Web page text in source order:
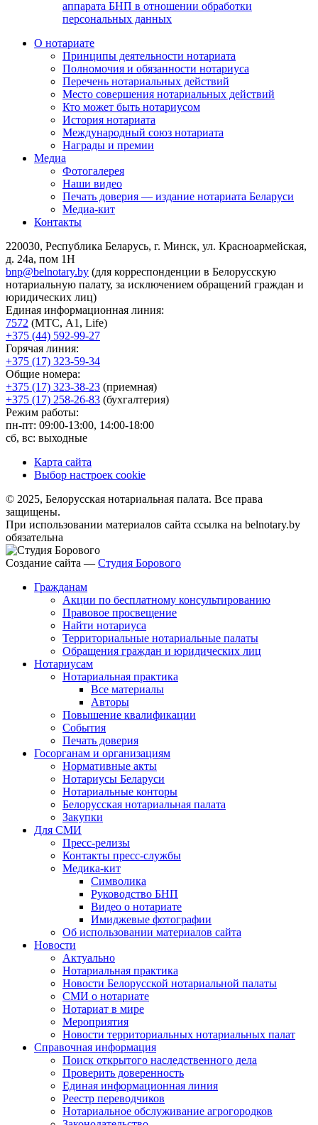
аппарата БНП в отношении обработки
персональных данных
О нотариате
Принципы деятельности нотариата
Полномочия и обязанности нотариуса
Перечень нотариальных действий
Место совершения нотариальных действий
Кто может быть нотариусом
История нотариата
Международный союз нотариата
Награды и премии
Медиа
Фотогалерея
Наши видео
Печать доверия — издание нотариата Беларуси
Медиа-кит
Контакты
220030, Республика Беларусь, г. Минск, ул. Красноармейская,
д. 24а, пом 1Н
bnp@belnotary.by (для корреспонденции в Белорусскую
нотариальную палату, за исключением обращений граждан и
юридических лиц)
Единая информационная линия:
7572 (МТС, A1, Life)
+375 (44) 592-99-27
Горячая линия:
+375 (17) 323-59-34
Общие номера:
+375 (17) 323-38-23 (приемная)
+375 (17) 258-26-83 (бухгалтерия)
Режим работы:
пн-пт: 09:00-13:00, 14:00-18:00
сб, вс: выходные
Карта сайта
Выбор настроек cookie
© 2025, Белорусская нотариальная палата. Все права
защищены.
При использовании материалов сайта ссылка на belnotary.by
обязательна
Создание сайта — Студия Борового
Гражданам
Акции по бесплатному консультированию
Правовое просвещение
Найти нотариуса
Территориальные нотариальные палаты
Обращения граждан и юридических лиц
Нотариусам
Нотариальная практика
Все материалы
Авторы
Повышение квалификации
События
Печать доверия
Госорганам и организациям
Нормативные акты
Нотариусы Беларуси
Нотариальные конторы
Белорусская нотариальная палата
Закупки
Для СМИ
Пресс-релизы
Контакты пресс-службы
Медика-кит
Символика
Руководство БНП
Видео о нотариате
Имиджевые фотографии
Об использовании материалов сайта
Новости
Актуально
Нотариальная практика
Новости Белорусской нотариальной палаты
СМИ о нотариате
Нотариат в мире
Мероприятия
Новости территориальных нотариальных палат
Справочная информация
Поиск открытого наследственного дела
Проверить доверенность
Единая информационная линия
Реестр переводчиков
Нотариальное обслуживание агрогородков